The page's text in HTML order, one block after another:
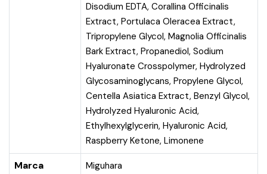
Disodium EDTA, Corallina Officinalis
Extract, Portulaca Oleracea Extract,
Tripropylene Glycol, Magnolia Officinalis
Bark Extract, Propanediol, Sodium
Hyaluronate Crosspolymer, Hydrolyzed
Glycosaminoglycans, Propylene Glycol,
Centella Asiatica Extract, Benzyl Glycol,
Hydrolyzed Hyaluronic Acid,
Ethylhexylglycerin, Hyaluronic Acid,
Raspberry Ketone, Limonene
Marca Miguhara